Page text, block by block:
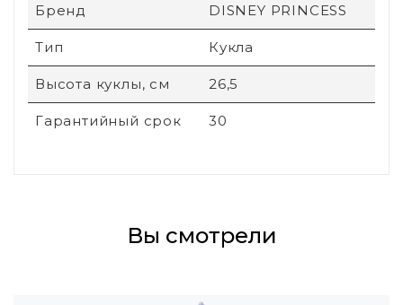
Бренд DISNEY PRINCESS
Тип Кукла
Высота куклы, см 26,5
Гарантийный срок 30
Вы смотрели